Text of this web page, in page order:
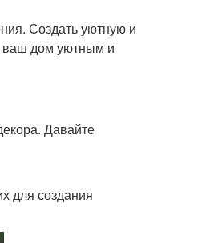
Создать уютную и
ваш дом уютным и
Давайте
для создания